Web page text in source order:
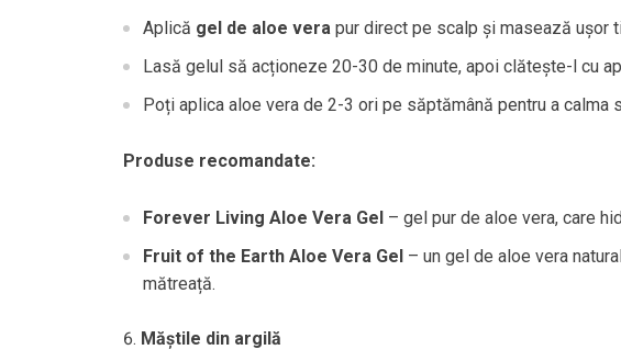
Aplică gel de aloe vera pur direct pe scalp și masează ușor
Lasă gelul să acționeze 20-30 de minute, apoi clătește-l cu
Poți aplica aloe vera de 2-3 ori pe săptămână pentru a calma
Produse recomandate:
Forever Living Aloe Vera Gel – gel pur de aloe vera, care
Fruit of the Earth Aloe Vera Gel – un gel de aloe vera
mătreață.
Măștile din argilă